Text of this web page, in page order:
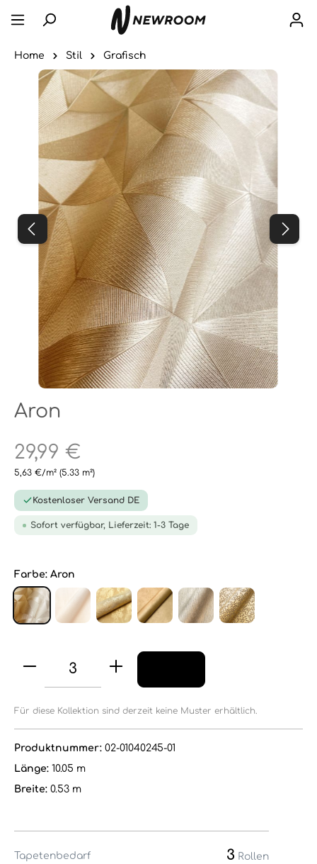
Home Stil Grafisch
Aron
29,99 €
5,63 €/m² (5.33 m²)
Kostenloser Versand DE
Sofort verfügbar, Lieferzeit: 1-3 Tage
Farbe: Aron
Für diese Kollektion sind derzeit keine Muster erhältlich.
Produktnummer: 02-01040245-01
Länge: 10.05 m
Breite: 0.53 m
Tapetenbedarf 3 Rollen